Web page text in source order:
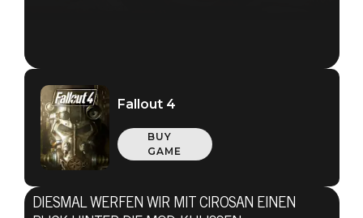
Fallout 4
BUY
GAME
DIESMAL WERFEN WIR MIT CIROSAN EINEN